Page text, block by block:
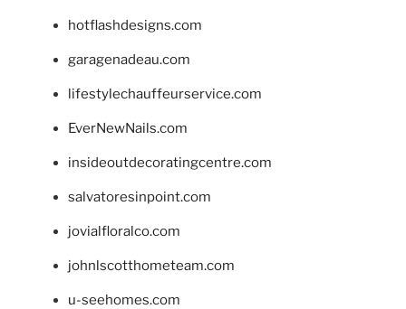
hotflashdesigns.com
garagenadeau.com
lifestylechauffeurservice.com
EverNewNails.com
insideoutdecoratingcentre.com
salvatoresinpoint.com
jovialfloralco.com
johnlscotthometeam.com
u-seehomes.com